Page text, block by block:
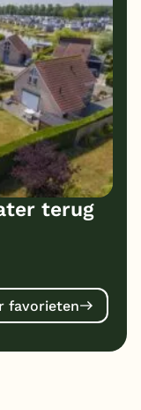
terug
favorieten